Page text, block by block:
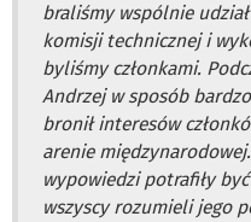
braliśmy wspólnie
komisji technicznej i
byliśmy członkami.
Andrzej w sposób
bronił interesów
arenie
wypowiedzi potrafiły
wszyscy rozumieli jego